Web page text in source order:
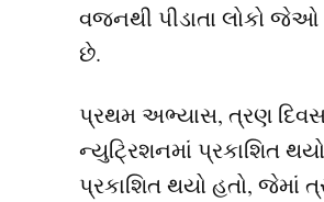
વજનથી પીડાતા લોકો
છે.
પ્રથમ અભ્યાસ, ત્રણ
ન્યુટ્રિશનમાં પ્રકાશિત
પ્રકાશિત થયો હતો, જેમાં